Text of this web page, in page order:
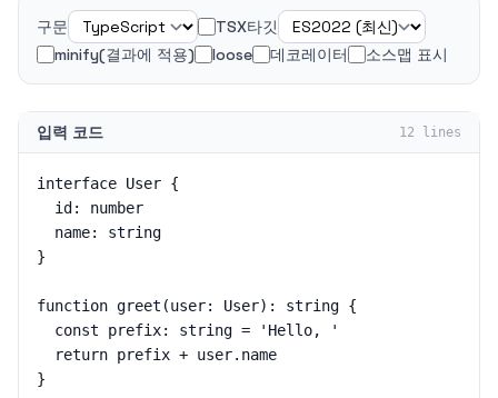
구문 TSX타깃
minify(결과에 적용)
loose 데코레이터 소스맵 표시
입력 코드 12 lines